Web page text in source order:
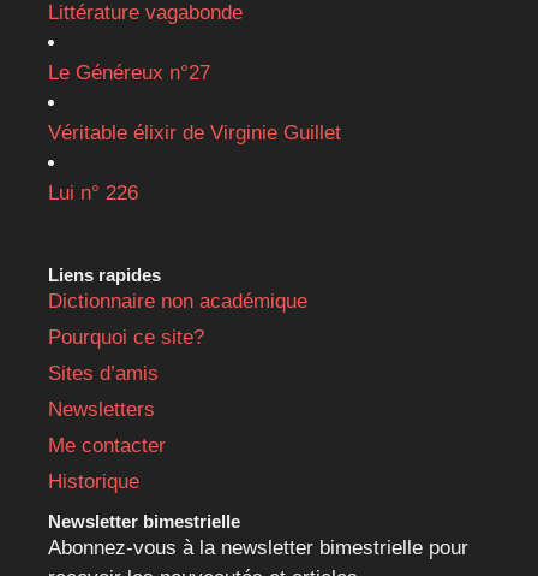
Littérature vagabonde
Le Généreux n°27
Véritable élixir de Virginie Guillet
Lui n° 226
Liens rapides
Dictionnaire non académique
Pourquoi ce site?
Sites d’amis
Newsletters
Me contacter
Historique
Newsletter bimestrielle
Abonnez-vous à la newsletter bimestrielle pour